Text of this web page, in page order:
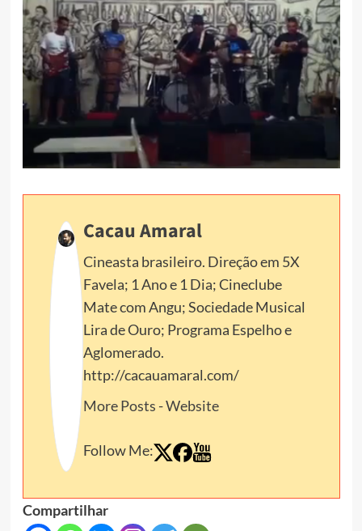
Cacau Amaral
Cineasta brasileiro. Direção em 5X
Favela; 1 Ano e 1 Dia; Cineclube
Mate com Angu; Sociedade Musical
Lira de Ouro; Programa Espelho e
Aglomerado.
http://cacauamaral.com/
More Posts -Website
Follow Me:
Compartilhar